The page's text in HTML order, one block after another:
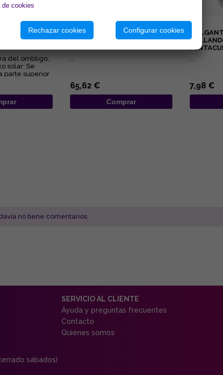
3º CHAKRA
SOLAR.
del ombligo,
solar: Se
parte superior
la zona...
COLGANTE PLATA MISU-
DOMOE ZIRCONITAS
...
65,62 €
Comprar
...
7,98 €
no tiene comentarios.
sábados)
SERVICIO AL CLIENTE
Ayuda y preguntas frecuentes
Contacto
Quiénes somos
cookies
Rechazar cookies Configurar cookies